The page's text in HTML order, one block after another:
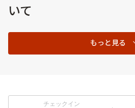
いて
もっと見る
チェックイン